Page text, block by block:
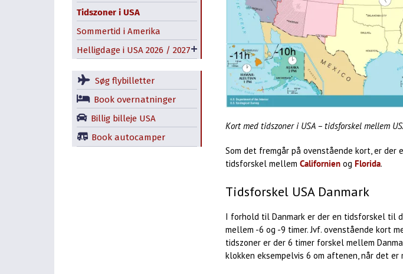
Kort med tidszoner i USA – tidsforskel mellem
Som det fremgår på ovenstående kort, er der
tidsforskel mellem Californien og Florida.
Tidsforskel USA Danmark
I forhold til Danmark er der en tidsforskel til
mellem -6 og -9 timer. Jvf. ovenstående kort
tidszoner er der 6 timer forskel mellem
klokken eksempelvis 6 om aftenen, når det er
Tidszoner i USA
Sommertid i Amerika
Helligdage i USA 2026 / 2027
Veterans Day i USA –
amerikansk mærkedag
Thanksgiving - vigtig
højtid i Amerika
Søg flybilletter
Book overnatninger
Billig billeje USA
Book autocamper